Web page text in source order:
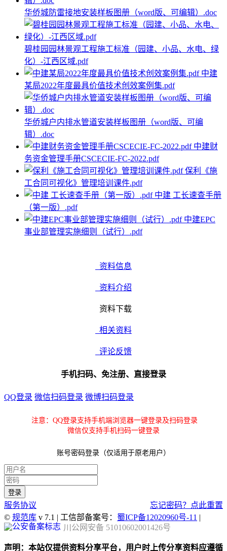
华侨城防雷接地安装样板图册（word版、可编辑）.doc
碧桂园园林景观工程施工标准（园建、小品、水电、绿
化）-江西区域.pdf
中建
某局2022年度最具价值技术创效案例集.pdf
华侨城户内排水管道安装样板图册（word版、可编
辑）.doc
中建财
务资金管理手册CSCECIE-FC-2022.pdf
保利《施
工合同可视化》管理培训课件.pdf
中建 工长速查手册
（第一版）.pdf
中建EPC
事业部管理实施细则（试行）.pdf
资料信息
资料介绍
资料下载
相关资料
评论反馈
手机扫码、免注册、直接登录
QQ登录 微信扫码登录 微博扫码登录
注意：QQ登录支持手机端浏览器一键登录及扫码登录
微信仅支持手机扫码一键登录
账号密码登录（仅适用于原老用户）
服务协议
忘记密码？点此重置
© 规范库 v 7.1 | 工信部备案号： 蜀ICP备12020960号-11 |
川公网安备 51010602001426号
声明：本站仅提供资料分享平台，用户时上传分享资料应遵循